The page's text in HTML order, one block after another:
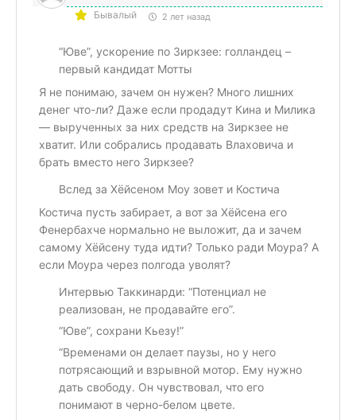
Бывалый 2 лет назад
“Юве”, ускорение по Зиркзее: голландец –
первый кандидат Мотты
Я не понимаю, зачем он нужен? Много лишних
денег что-ли? Даже если продадут Кина и Милика
— вырученных за них средств на Зиркзее не
хватит. Или собрались продавать Влаховича и
брать вместо него Зиркзее?
Вслед за Хёйсеном Моу зовет и Костича
Костича пусть забирает, а вот за Хёйсена его
Фенербахче нормально не выложит, да и зачем
самому Хёйсену туда идти? Только ради Моура? А
если Моура через полгода уволят?
Интервью Таккинарди: “Потенциал не
реализован, не продавайте его”.
“Юве”, сохрани Кьезу!”
“Временами он делает паузы, но у него
потрясающий и взрывной мотор. Ему нужно
дать свободу. Он чувствовал, что его
понимают в черно-белом цвете.